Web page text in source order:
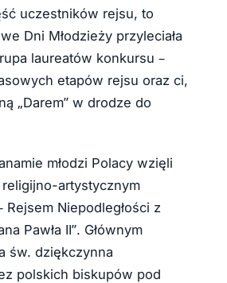
uczestników rejsu, to
Dni Młodzieży przyleciała
laureatów konkursu –
etapów rejsu oraz ci,
„Darem” w drodze do
młodzi Polacy wzięli
artystycznym
Rejsem Niepodległości z
Pawła II”. Głównym
św. dziękczynna
polskich biskupów pod